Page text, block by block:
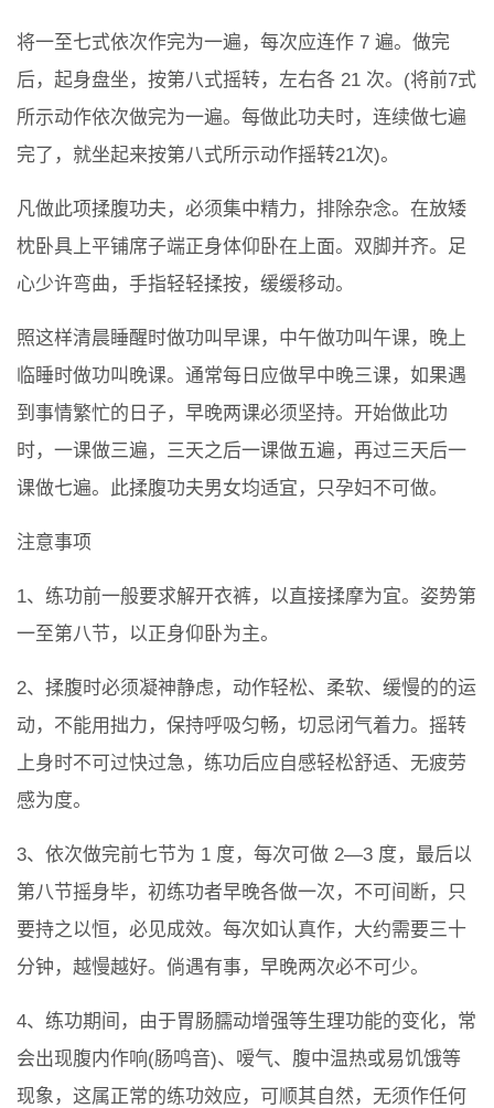
将一至七式依次作完为一遍，每次应连作 7 遍。做完
后，起身盘坐，按第八式摇转，左右各 21 次。(将前7式
所示动作依次做完为一遍。每做此功夫时，连续做七遍
完了，就坐起来按第八式所示动作摇转21次)。
凡做此项揉腹功夫，必须集中精力，排除杂念。在放矮
枕卧具上平铺席子端正身体仰卧在上面。双脚并齐。足
心少许弯曲，手指轻轻揉按，缓缓移动。
照这样清晨睡醒时做功叫早课，中午做功叫午课，晚上
临睡时做功叫晚课。通常每日应做早中晚三课，如果遇
到事情繁忙的日子，早晚两课必须坚持。开始做此功
时，一课做三遍，三天之后一课做五遍，再过三天后一
课做七遍。此揉腹功夫男女均适宜，只孕妇不可做。
注意事项
1、练功前一般要求解开衣裤，以直接揉摩为宜。姿势第
一至第八节，以正身仰卧为主。
2、揉腹时必须凝神静虑，动作轻松、柔软、缓慢的的运
动，不能用拙力，保持呼吸匀畅，切忌闭气着力。摇转
上身时不可过快过急，练功后应自感轻松舒适、无疲劳
感为度。
3、依次做完前七节为 1 度，每次可做 2—3 度，最后以
第八节摇身毕，初练功者早晚各做一次，不可间断，只
要持之以恒，必见成效。每次如认真作，大约需要三十
分钟，越慢越好。倘遇有事，早晚两次必不可少。
4、练功期间，由于胃肠臑动增强等生理功能的变化，常
会出现腹内作响(肠鸣音)、嗳气、腹中温热或易饥饿等
现象，这属正常的练功效应，可顺其自然，无须作任何